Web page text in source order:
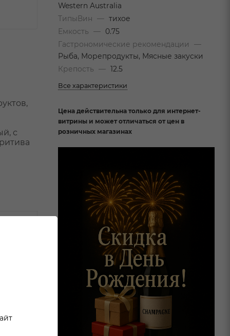
с
Western Australia
ТипыВин
— тихое
Емкость
—
0.75
Гастрономические рекомендации
—
Рыба, Морепродукты, Мясные закуски
Крепость
— 12.5
Все характеристики
Цена действительна только для интернет-
витрины и может отличаться от цен в
розничных магазинах